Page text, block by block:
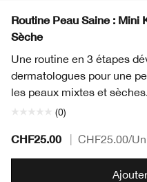
Routine Peau Saine : Mini
Sèche
Une routine en 3 étapes
dermatologues pour une
les peaux mixtes et
(0)
CHF25.00 CHF25.00/